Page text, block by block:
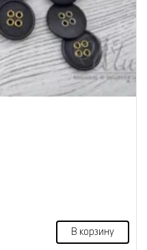
В корзину